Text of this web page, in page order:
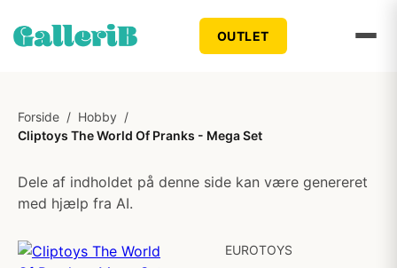
OUTLET
Forside / Hobby /
Cliptoys The World Of Pranks - Mega Set
Dele af indholdet på denne side kan være genereret
med hjælp fra AI.
EUROTOYS